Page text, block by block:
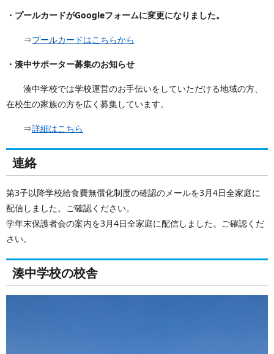
・プールカードがGoogleフォームに変更になりました。
⇒プールカードはこちらから
・湊中サポーター募集のお知らせ
湊中学校では学校運営のお手伝いをしていただける地域の方、
在校生の家族の方を広く募集しています。
⇒詳細はこちら
連絡
第3子以降学校給食費無償化制度の確認のメールを3月4日全家庭に
配信しました。ご確認ください。
学年末保護者会の案内を3月4日全家庭に配信しました。ご確認くだ
さい。
湊中学校の校舎